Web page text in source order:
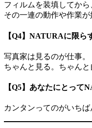
フィルムを装填してから
その一連の動作や作業が
【Q4】NATURAに限ら
写真家は見るのが仕事。
ちゃんと見る。ちゃん
【Q5】あなたにとって
カンタンってのがいちば